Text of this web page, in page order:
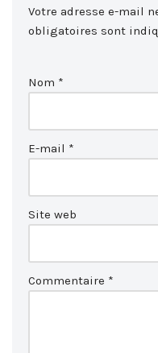
Votre adresse e-mail
obligatoires sont
Nom *
E-mail *
Site web
Commentaire *